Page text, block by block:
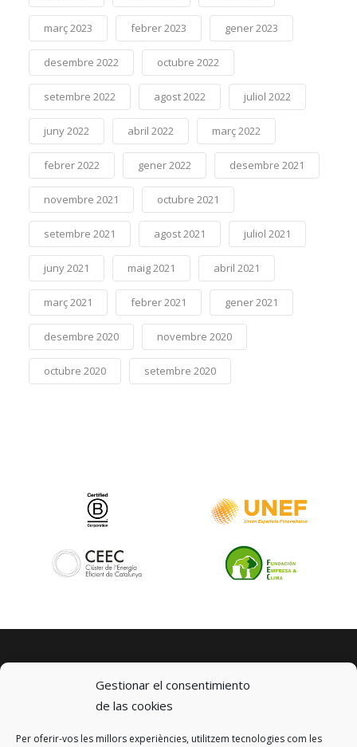
Gestionar el consentimiento
de las cookies
Per oferir-vos les millors experiències, utilitzem tecnologies com les
març 2023 febrer 2023 gener 2023
desembre 2022 octubre 2022
setembre 2022 agost 2022 juliol 2022
juny 2022 abril 2022 març 2022
febrer 2022 gener 2022 desembre 2021
novembre 2021 octubre 2021
setembre 2021 agost 2021 juliol 2021
juny 2021 maig 2021 abril 2021
març 2021 febrer 2021 gener 2021
desembre 2020 novembre 2020
octubre 2020 setembre 2020
© 2023 km0 Energy